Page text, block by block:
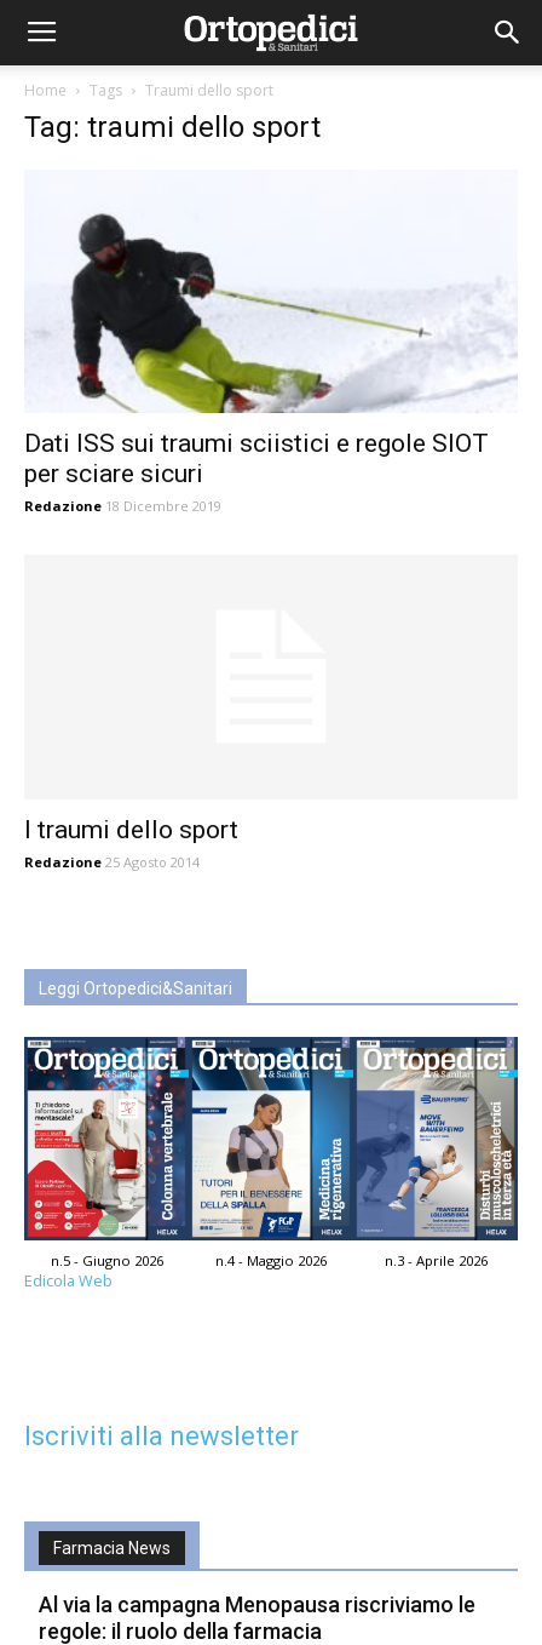
Home Tags Traumi dello sport
Tag: traumi dello sport
Dati ISS sui traumi sciistici e regole SIOT
per sciare sicuri
Redazione 18 Dicembre 2019
I traumi dello sport
Redazione 25 Agosto 2014
Leggi Ortopedici&Sanitari
n.5 - Giugno 2026 n.4 - Maggio 2026 n.3 - Aprile 2026
Edicola Web
Iscriviti alla newsletter
Farmacia News
Al via la campagna Menopausa riscriviamo le
regole: il ruolo della farmacia